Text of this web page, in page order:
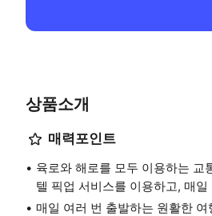
상품소개
매력포인트
육로와 해로를 모두 이용하는 교
텔 픽업 서비스를 이용하고, 매
매일 여러 번 출발하는 원활한 여